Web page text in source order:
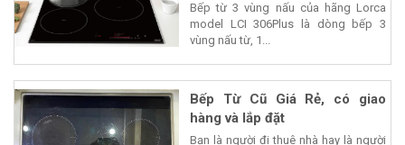
Bếp từ 3 vùng nấu của hãng Lorca
model LCI 306Plus là dòng bếp 3
vùng nấu từ, 1...
Bếp Từ Cũ Giá Rẻ, có giao
hàng và lắp đặt
Bạn là người đi thuê nhà hay là người